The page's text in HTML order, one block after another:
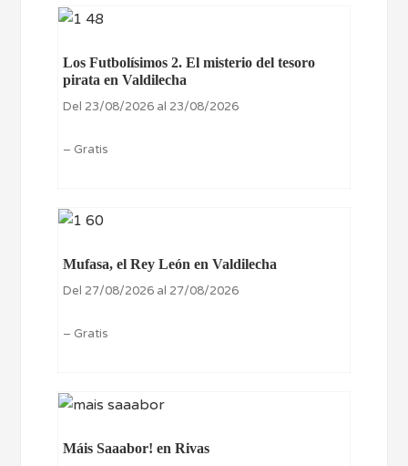
Los Futbolísimos 2. El misterio del tesoro
pirata en Valdilecha
Del 23/08/2026 al 23/08/2026
– Gratis
Mufasa, el Rey León en Valdilecha
Del 27/08/2026 al 27/08/2026
– Gratis
Máis Saaabor! en Rivas